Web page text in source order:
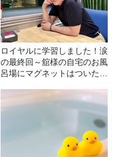
ロイヤルに学習しました！涙
の最終回～舘様の自宅のお風
呂場にマグネットはついたの